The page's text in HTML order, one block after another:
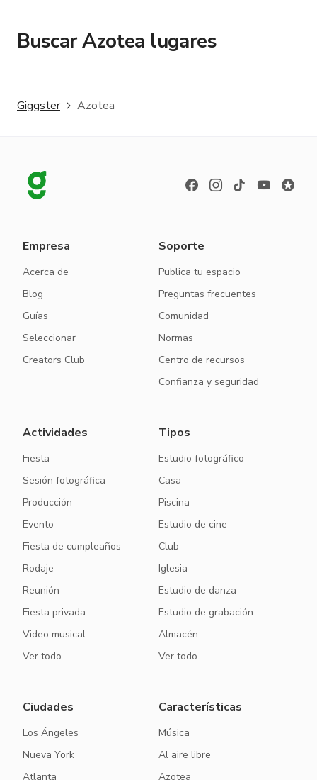
Buscar Azotea lugares
Giggster Azotea
Empresa
Acerca de
Blog
Guías
Seleccionar
Creators Club
Soporte
Publica tu espacio
Preguntas frecuentes
Comunidad
Normas
Centro de recursos
Confianza y seguridad
Actividades
Fiesta
Sesión fotográfica
Producción
Evento
Fiesta de cumpleaños
Rodaje
Reunión
Fiesta privada
Video musical
Ver todo
Tipos
Estudio fotográfico
Casa
Piscina
Estudio de cine
Club
Iglesia
Estudio de danza
Estudio de grabación
Almacén
Ver todo
Ciudades
Los Ángeles
Nueva York
Atlanta
Características
Música
Al aire libre
Azotea